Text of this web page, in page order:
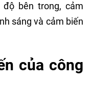
bên trong, cảm
sáng và cảm biến
của công